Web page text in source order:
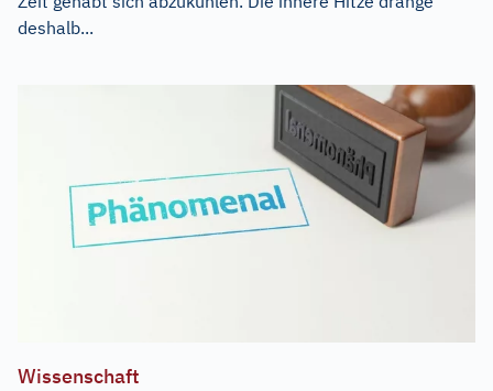
deshalb...
Wissenschaft